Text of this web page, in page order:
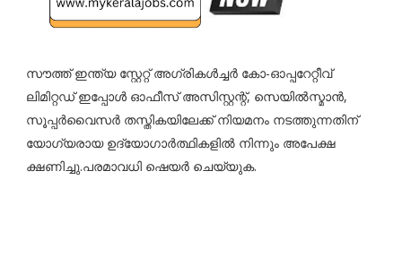
സൗത്ത് ഇന്ത്യ സ്റ്റേറ്റ് അഗ്രികൾച്ചർ കോ-ഓപ്പറേറ്റീവ്
ലിമിറ്റഡ് ഇപ്പോൾ ഓഫീസ് അസിസ്റ്റന്റ്, സെയിൽസ്മാൻ,
സൂപ്പർവൈസർ തസ്തികയിലേക്ക് നിയമനം നടത്തുന്നതിന്
യോഗ്യരായ ഉദ്യോഗാർത്ഥികളിൽ നിന്നും അപേക്ഷ
ക്ഷണിച്ചു.പരമാവധി ഷെയർ ചെയ്യുക.